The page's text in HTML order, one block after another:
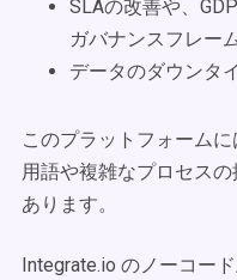
SLAの改善や、
ガバナンスフレー
データのダウンタ
このプラットフォーム
用語や複雑なプロセス
あります。
Integrate.io のノーコー